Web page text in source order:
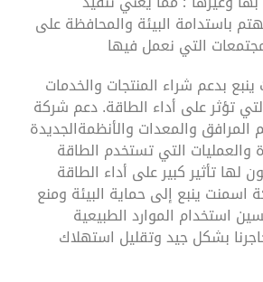
باستدامة البيئة والمحافظة على
التي نعمل فيها
بدعم شراء المنتجات والخدمات
تؤثر على أداء الطاقة. دعم شركة
المرافق والمعدات والأنظمةالجديدة
والعمليات التي تستخدم الطاقة
لها تأثير كبير على أداء الطاقة
ينبع إلى حماية البيئة ومنع
استخدام الموارد الطبيعية
بشكل جيد وتقليل استهلاك